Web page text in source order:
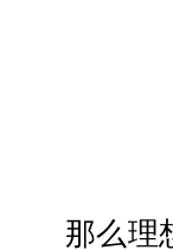
那么理想